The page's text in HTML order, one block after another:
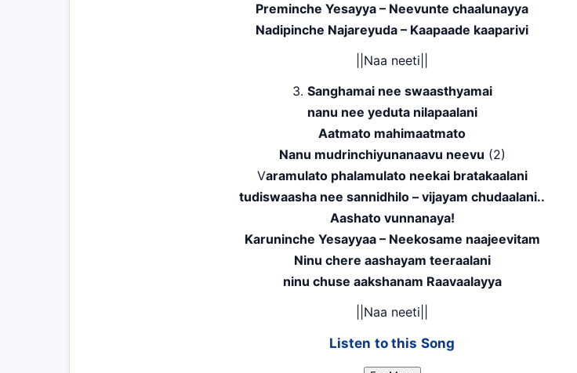
Preminche Yesayya – Neevunte chaalunayya
Nadipinche Najareyuda – Kaapaade kaaparivi
||Naa neeti||
3. Sanghamai nee swaasthyamai
nanu nee yeduta nilapaalani
Aatmato mahimaatmato
Nanu mudrinchiyunanaavu neevu (2)
Varamulato phalamulato neekai bratakaalani
tudiswaasha nee sannidhilo – vijayam chudaalani..
Aashato vunnanaya!
Karuninche Yesayyaa – Neekosame naajeevitam
Ninu chere aashayam teeraalani
ninu chuse aakshanam Raavaalayya
||Naa neeti||
Listen to this Song